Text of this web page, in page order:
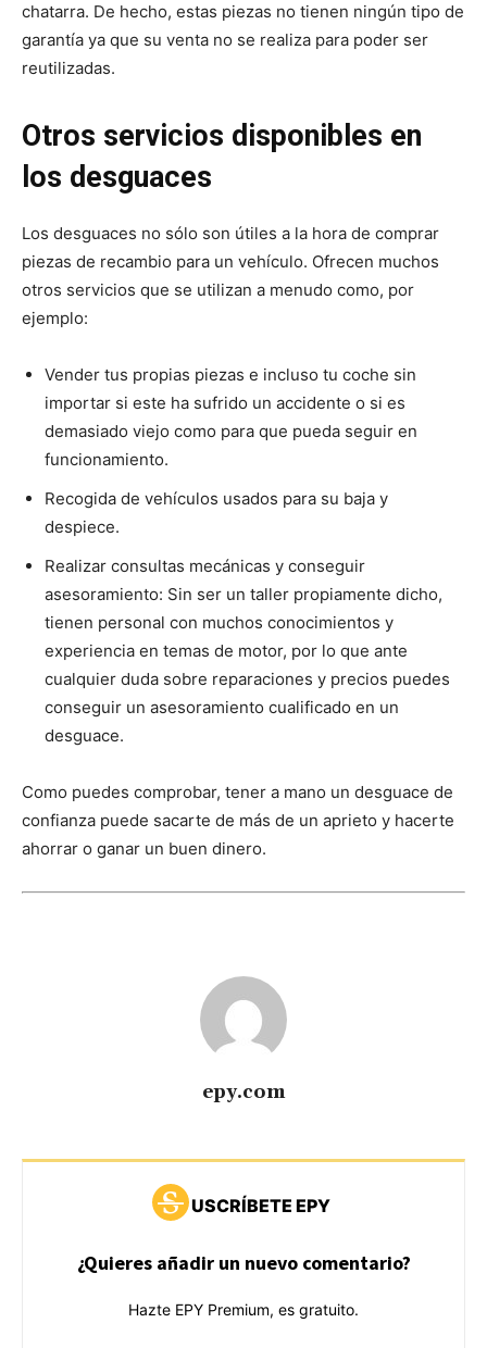
chatarra. De hecho, estas piezas no tienen ningún tipo de
garantía ya que su venta no se realiza para poder ser
reutilizadas.
Otros servicios disponibles en
los desguaces
Los desguaces no sólo son útiles a la hora de comprar
piezas de recambio para un vehículo. Ofrecen muchos
otros servicios que se utilizan a menudo como, por
ejemplo:
Vender tus propias piezas e incluso tu coche sin
importar si este ha sufrido un accidente o si es
demasiado viejo como para que pueda seguir en
funcionamiento.
Recogida de vehículos usados para su baja y
despiece.
Realizar consultas mecánicas y conseguir
asesoramiento: Sin ser un taller propiamente dicho,
tienen personal con muchos conocimientos y
experiencia en temas de motor, por lo que ante
cualquier duda sobre reparaciones y precios puedes
conseguir un asesoramiento cualificado en un
desguace.
Como puedes comprobar, tener a mano un desguace de
confianza puede sacarte de más de un aprieto y hacerte
ahorrar o ganar un buen dinero.
epy.com
USCRÍBETE EPY
¿Quieres añadir un nuevo comentario?
Hazte EPY Premium, es gratuito.